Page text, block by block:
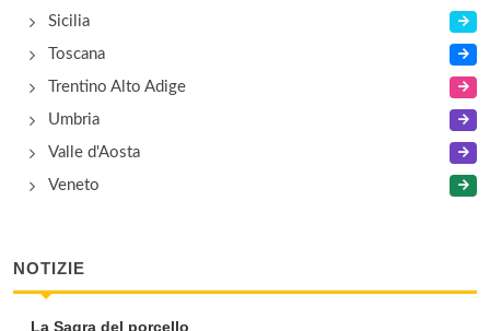
Sicilia
Toscana
Trentino Alto Adige
Umbria
Valle d'Aosta
Veneto
NOTIZIE
La Sagra del porcello